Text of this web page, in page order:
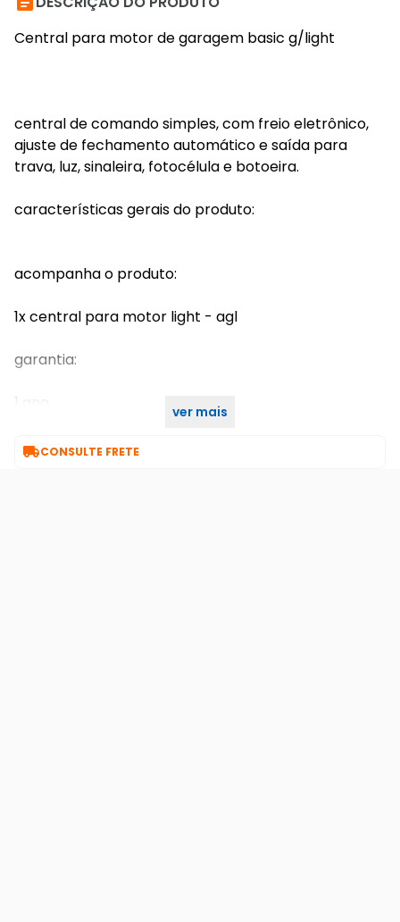
Central para motor de garagem basic g/light
central de comando simples, com freio eletrônico,
ajuste de fechamento automático e saída para
trava, luz, sinaleira, fotocélula e botoeira.
características gerais do produto:
acompanha o produto:
1x central para motor light - agl
garantia:
1 ano
ver mais
CONSULTE FRETE